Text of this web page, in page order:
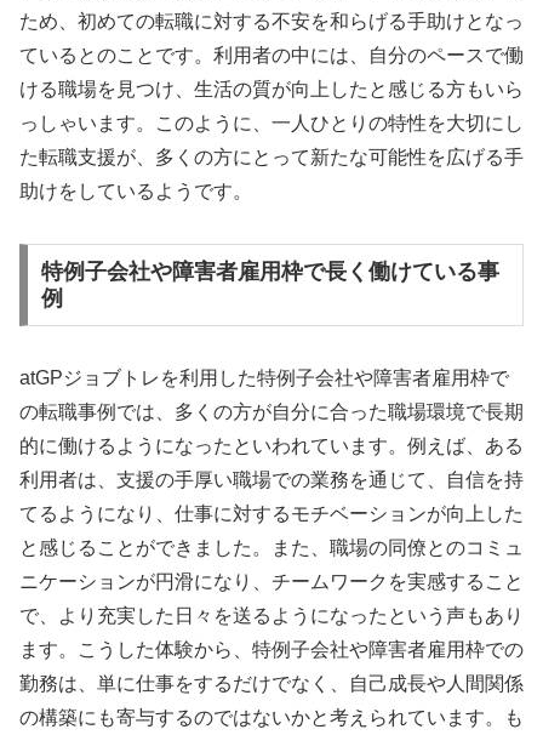
ため、初めての転職に対する不安を和らげる手助けとなっ
ているとのことです。利用者の中には、自分のペースで働
ける職場を見つけ、生活の質が向上したと感じる方もいら
っしゃいます。このように、一人ひとりの特性を大切にし
た転職支援が、多くの方にとって新たな可能性を広げる手
助けをしているようです。
特例子会社や障害者雇用枠で長く働けている事
例
atGPジョブトレを利用した特例子会社や障害者雇用枠で
の転職事例では、多くの方が自分に合った職場環境で長期
的に働けるようになったといわれています。例えば、ある
利用者は、支援の手厚い職場での業務を通じて、自信を持
てるようになり、仕事に対するモチベーションが向上した
と感じることができました。また、職場の同僚とのコミュ
ニケーションが円滑になり、チームワークを実感すること
で、より充実した日々を送るようになったという声もあり
ます。こうした体験から、特例子会社や障害者雇用枠での
勤務は、単に仕事をするだけでなく、自己成長や人間関係
の構築にも寄与するのではないかと考えられています。も